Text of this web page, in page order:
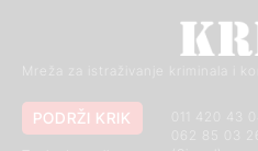
Mreža za istraživanje kriminala i
011 420 43
PODRŽI KRIK